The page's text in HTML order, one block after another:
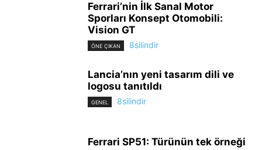
Ferrari’nin İlk Sanal Motor
Sporları Konsept Otomobili:
Vision GT
ÖNE ÇIKAN 8silindir
Lancia’nın yeni tasarım dili ve
logosu tanıtıldı
GENEL 8silindir
Ferrari SP51: Türünün tek örneği